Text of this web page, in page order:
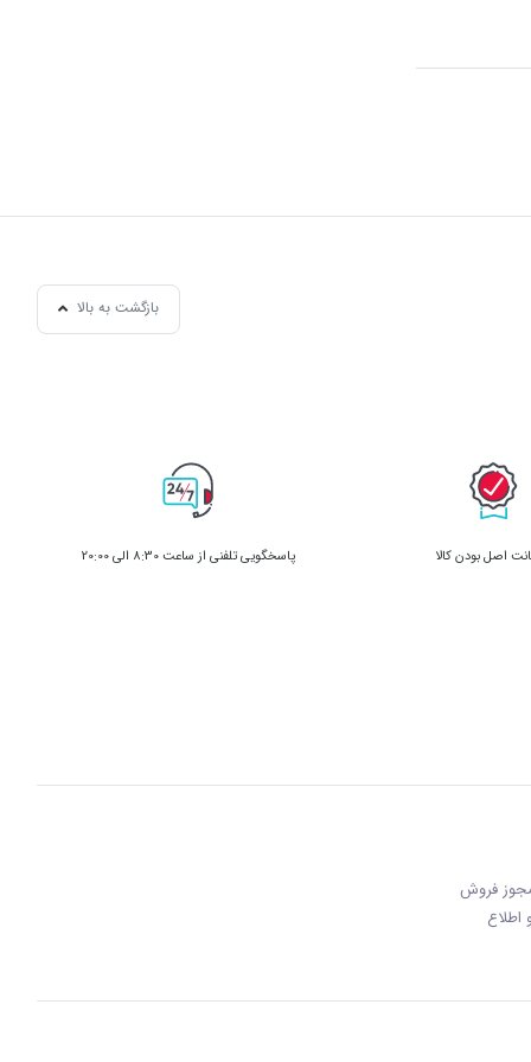
بازگشت به بالا
اصل بودن کالا پاسخگویی تلفنی از ساعت 8:30 الی 20:00
مجوز فروش
و اطلاع